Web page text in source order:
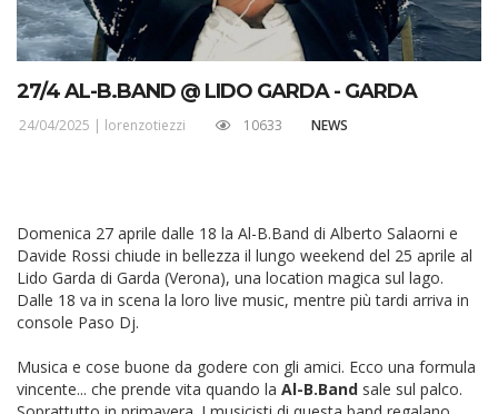
27/4 AL-B.BAND @ LIDO GARDA - GARDA
24/04/2025 | lorenzotiezzi 10633 NEWS
Domenica 27 aprile dalle 18 la Al-B.Band di Alberto Salaorni e
Davide Rossi chiude in bellezza il lungo weekend del 25 aprile al
Lido Garda di Garda (Verona), una location magica sul lago.
Dalle 18 va in scena la loro live music, mentre più tardi arriva in
console Paso Dj.
Musica e cose buone da godere con gli amici. Ecco una formula
vincente... che prende vita quando la Al-B.Band sale sul palco.